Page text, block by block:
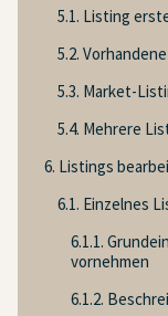
5.1. Listing
5.2.
5.3. Market-
5.4. Mehrere
6. Listings
6.1. Einzelnes
6.1.1.
vornehmen
6.1.2.